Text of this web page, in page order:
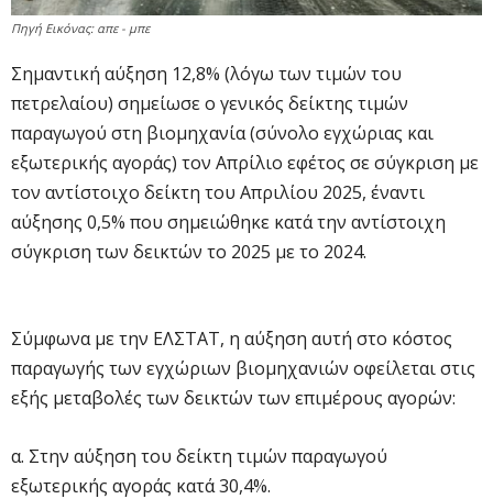
Πηγή Εικόνας: απε - μπε
Σημαντική αύξηση 12,8% (λόγω των τιμών του
πετρελαίου) σημείωσε ο γενικός δείκτης τιμών
παραγωγού στη βιομηχανία (σύνολο εγχώριας και
εξωτερικής αγοράς) τον Απρίλιο εφέτος σε σύγκριση με
τον αντίστοιχο δείκτη του Απριλίου 2025, έναντι
αύξησης 0,5% που σημειώθηκε κατά την αντίστοιχη
σύγκριση των δεικτών το 2025 με το 2024.
Σύμφωνα με την ΕΛΣΤΑΤ, η αύξηση αυτή στο κόστος
παραγωγής των εγχώριων βιομηχανιών οφείλεται στις
εξής μεταβολές των δεικτών των επιμέρους αγορών:
α. Στην αύξηση του δείκτη τιμών παραγωγού
εξωτερικής αγοράς κατά 30,4%.